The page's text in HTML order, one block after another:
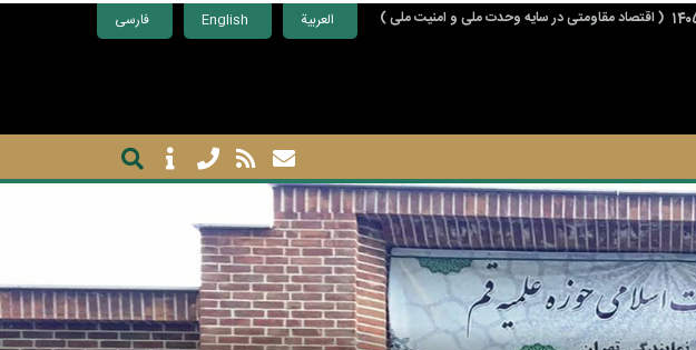
فارسی English العربية ( اقتصاد مقاومتی در سایه وحدت ملی و امنیت ملی )